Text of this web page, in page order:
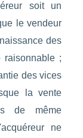
soit un
le vendeur
des
raisonnable ;
des vices
la vente
de même
ne